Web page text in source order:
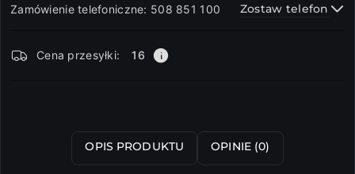
Zamówienie telefoniczne: 508 851 100 Zostaw telefon
i
Cena przesyłki: 16
OPIS PRODUKTU OPINIE (0)